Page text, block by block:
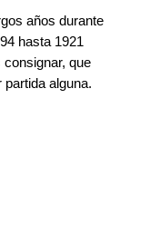
años durante
hasta 1921
que
alguna.